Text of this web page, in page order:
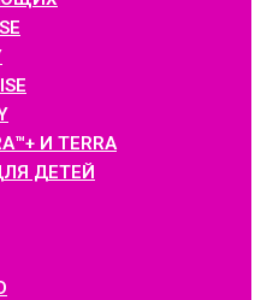
И TERRA
ДЕТЕЙ